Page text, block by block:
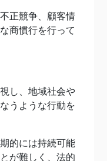
正競争、顧客情
商慣行を行って
し、地域社会や
うような行動を
的には持続可能
が難しく、法的